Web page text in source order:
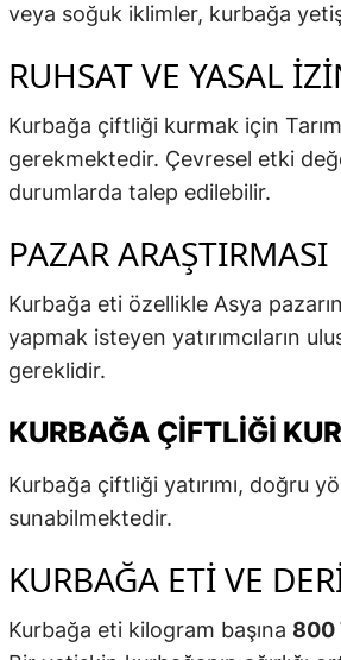
veya soğuk iklimler, kurbağa
RUHSAT VE YASAL
Kurbağa çiftliği kurmak için Tarım
gerekmektedir. Çevresel etki
durumlarda talep edilebilir.
PAZAR ARAŞTIRMASI
Kurbağa eti özellikle Asya
yapmak isteyen yatırımcıların
gereklidir.
KURBAĞA ÇIFTLIĞI
Kurbağa çiftliği yatırımı, doğru
sunabilmektedir.
KURBAĞA ETI VE
Kurbağa eti kilogram başına 800